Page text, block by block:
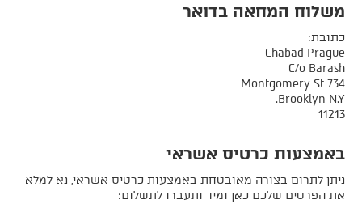
משלוח המחאה בדואר
כתובת:
Chabad Prague
C/o Barash
734 Montgomery St
Brooklyn N.Y.
11213
באמצעות כרטיס אשראי
ניתן לתרום בצורה מאובטחת באמצעות כרטיס אשראי, נא למלא
את הפרטים שלכם כאן ומיד ותעברו לתשלום: